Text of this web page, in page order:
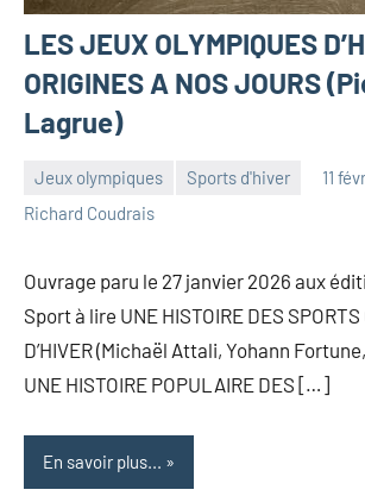
LES JEUX OLYMPIQUES
ORIGINES A NOS JOURS
Lagrue)
Jeux olympiques Sports d'hiver
11
Richard Coudrais
Ouvrage paru le 27 janvier 2026 aux
Sport à lire UNE HISTOIRE DES SPORTS
D’HIVER (Michaël Attali, Yohann
UNE HISTOIRE POPULAIRE DES […]
En savoir plus...